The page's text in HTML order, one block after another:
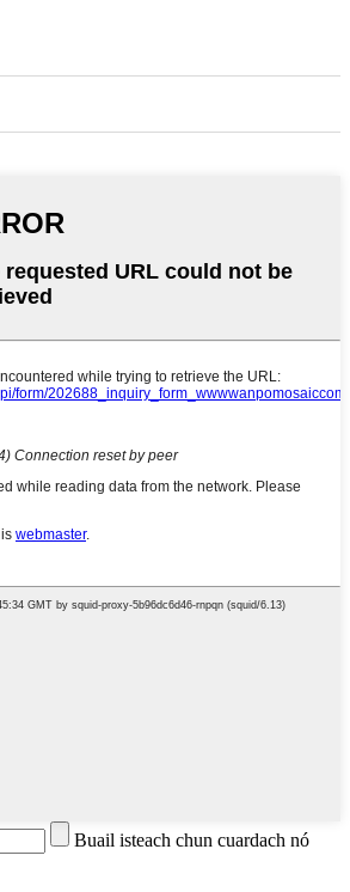
Buail isteach chun cuardach nó